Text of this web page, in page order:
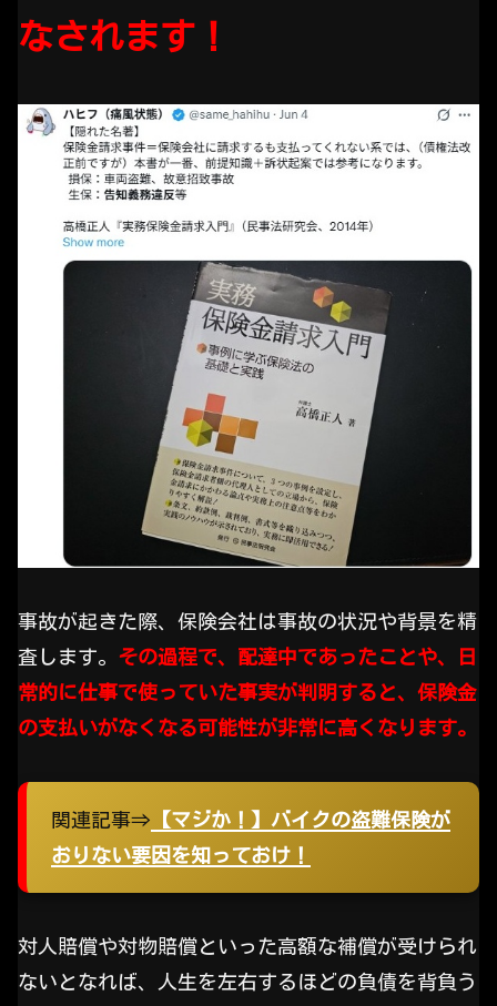
なされます！
事故が起きた際、保険会社は事故の状況や背景を精
査します。 その過程で、配達中であったことや、日
常的に仕事で使っていた事実が判明すると、保険金
の支払いがなくなる可能性が非常に高くなります。
関連記事⇒ 【マジか！】バイクの盗難保険が
おりない要因を知っておけ！
対人賠償や対物賠償といった高額な補償が受けられ
ないとなれば、人生を左右するほどの負債を背負う